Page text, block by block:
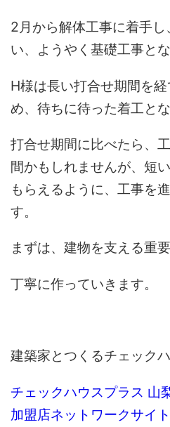
2月から解体工事に着手
い、ようやく基礎工事とな
H様は長い打合せ期間を
め、待ちに待った着工とな
打合せ期間に比べたら、
間かもしれませんが、短
もらえるように、工事を
す。
まずは、建物を支える重
丁寧に作っていきます。
建築家とつくるチェック
チェックハウスプラス 山
加盟店ネットワークサイ